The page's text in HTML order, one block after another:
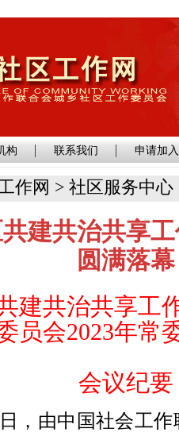
构 联系我们 申请加
作网 > 社区服务中心
建共治共享
圆满落幕
建共治共享工
员会2023年常
会议纪要
日，由中国社会工